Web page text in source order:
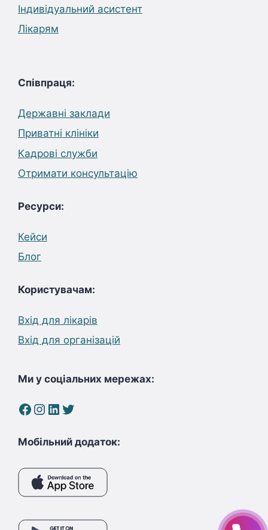
Індивідуальний асистент
Лікарям
Співпраця:
Державні заклади
Приватні клініки
Кадрові служби
Отримати консультацію
Ресурси:
Кейси
Блог
Користувачам:
Вхід для лікарів
Вхід для організацій
Ми у соціальних мережах:
Facebook
Instagram
LinkedIn
Twitter
Мобільний додаток: